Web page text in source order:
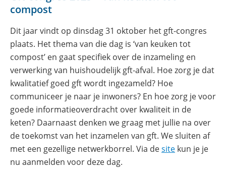
compost
Dit jaar vindt op dinsdag 31 oktober het gft-congres
plaats. Het thema van die dag is ‘van keuken tot
compost’ en gaat specifiek over de inzameling en
verwerking van huishoudelijk gft-afval. Hoe zorg je dat
kwalitatief goed gft wordt ingezameld? Hoe
communiceer je naar je inwoners? En hoe zorg je voor
goede informatieoverdracht over kwaliteit in de
keten? Daarnaast denken we graag met jullie na over
de toekomst van het inzamelen van gft. We sluiten af
met een gezellige netwerkborrel. Via desite(opent
kun je je
nu aanmelden voor deze dag.